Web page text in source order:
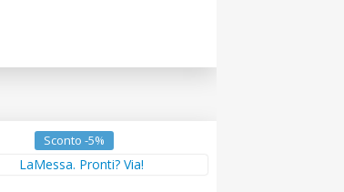
Sconto -5%